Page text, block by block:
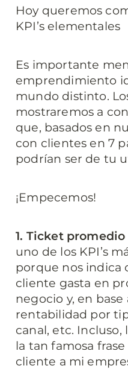
Hoy queremos
KPI’s elementales
Es importante
emprendimiento
mundo distinto.
mostraremos a
que, basados en
con clientes en 7
podrían ser de tu
¡Empecemos!
1. Ticket
uno de los KPI’s
porque nos indica
cliente gasta en
negocio y, en
rentabilidad por
canal, etc.
la tan famosa
cliente a mi